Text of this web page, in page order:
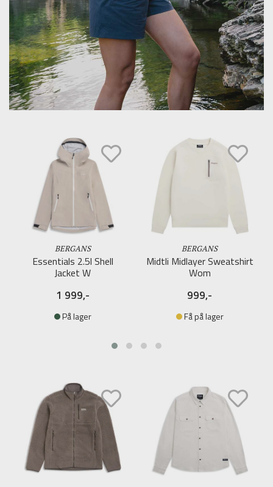
BERGANS
Essentials 2.5l Shell
Jacket W
1 999,-
På lager
BERGANS
Midtli Midlayer Sweatshirt
Wom
999,-
Få på lager